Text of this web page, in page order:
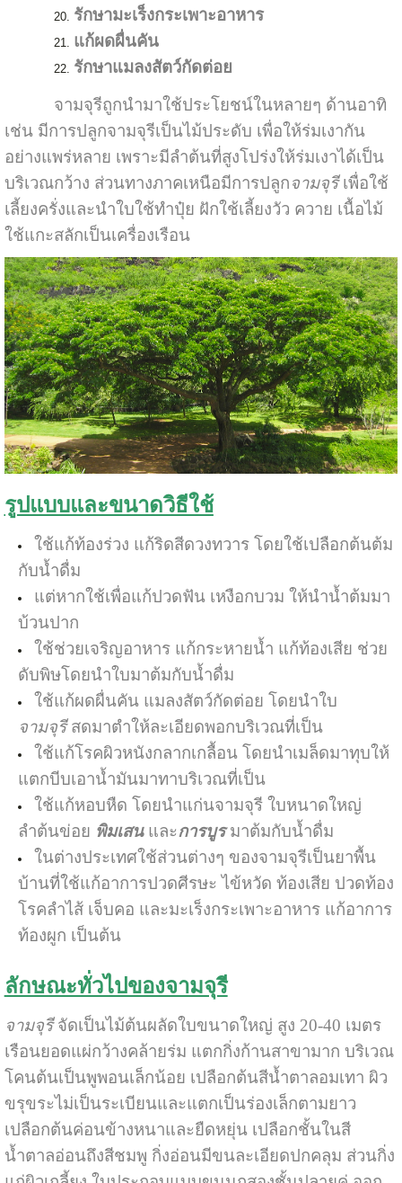
รักษามะเร็งกระเพาะอาหาร
แก้ผดผื่นคัน
รักษาแมลงสัตว์กัดต่อย
จามจุรีถูกนำมาใช้ประโยชน์ในหลายๆ ด้านอาทิ
เช่น มีการปลูกจามจุรีเป็นไม้ประดับ เพื่อให้ร่มเงากัน
อย่างแพร่หลาย เพราะมีลำต้นที่สูงโปร่งให้ร่มเงาได้เป็น
บริเวณกว้าง ส่วนทางภาคเหนือมีการปลูกจามจุรีเพื่อใช้
เลี้ยงครั่งและนำใบใช้ทำปุ๋ย ฝักใช้เลี้ยงวัว ควาย เนื้อไม้
ใช้แกะสลักเป็นเครื่องเรือน
รูปแบบและขนาดวิธีใช้
ใช้แก้ท้องร่วง แก้ริดสีดวงทวาร โดยใช้เปลือกต้นต้ม
กับน้ำดื่ม
แต่หากใช้เพื่อแก้ปวดฟัน เหงือกบวม ให้นำน้ำต้มมา
บ้วนปาก
ใช้ช่วยเจริญอาหาร แก้กระหายน้ำ แก้ท้องเสีย ช่วย
ดับพิษโดยนำใบมาต้มกับน้ำดื่ม
ใช้แก้ผดผื่นคัน แมลงสัตว์กัดต่อย โดยนำใบ
จามจุรีสดมาตำให้ละเอียดพอกบริเวณที่เป็น
ใช้แก้โรคผิวหนังกลากเกลื้อน โดยนำเมล็ดมาทุบให้
แตกบีบเอาน้ำมันมาทาบริเวณที่เป็น
ใช้แก้หอบหืด โดยนำแก่นจามจุรี ใบหนาดใหญ่
ลำต้นข่อย พิมเสนและการบูรมาต้มกับน้ำดื่ม
ในต่างประเทศใช้ส่วนต่างๆ ของจามจุรีเป็นยาพื้น
บ้านที่ใช้แก้อาการปวดศีรษะ ไข้หวัด ท้องเสีย ปวดท้อง
โรคลำไส้ เจ็บคอ และมะเร็งกระเพาะอาหาร แก้อาการ
ท้องผูก เป็นต้น
ลักษณะทั่วไปของจามจุรี
จามจุรีจัดเป็นไม้ต้นผลัดใบขนาดใหญ่ สูง 20-40 เมตร
เรือนยอดแผ่กว้างคล้ายร่ม แตกกิ่งก้านสาขามาก บริเวณ
โคนต้นเป็นพูพอนเล็กน้อย เปลือกต้นสีน้ำตาลอมเทา ผิว
ขรุขระไม่เป็นระเบียนและแตกเป็นร่องเล็กตามยาว
เปลือกต้นค่อนข้างหนาและยืดหยุ่น เปลือกชั้นในสี
น้ำตาลอ่อนถึงสีชมพู กิ่งอ่อนมีขนละเอียดปกคลุม ส่วนกิ่ง